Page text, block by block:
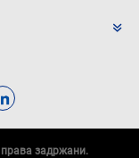
права задржани.